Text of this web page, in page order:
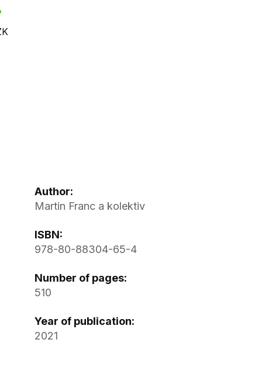
Author:
Martin Franc a kolektiv
ISBN:
978-80-88304-65-4
Number of pages:
510
Year of publication:
2021